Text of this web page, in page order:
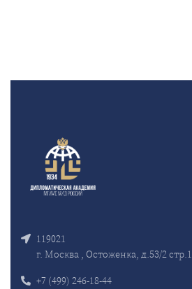
119021
г. Москва , Остоженка, д.53/2 стр.1
+7 (499) 246-18-44